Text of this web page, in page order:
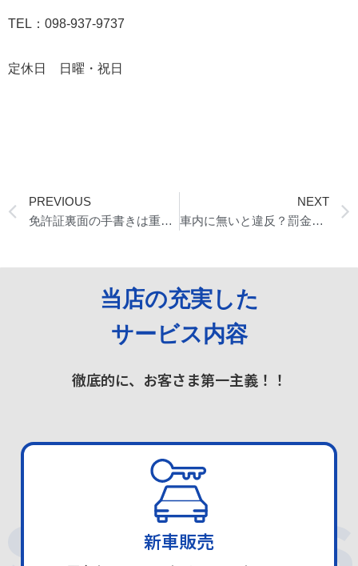
TEL：098-937-9737
定休日 日曜・祝日
Prev
PREVIOUS
免許証裏面の手書きは重罪😥！広めてほしい免許証の知識
NEXT
車内に無いと違反？罰金？車の必需品とは☆
当店の充実した
サービス内容
徹底的に、お客さま第一主義！！
新車販売